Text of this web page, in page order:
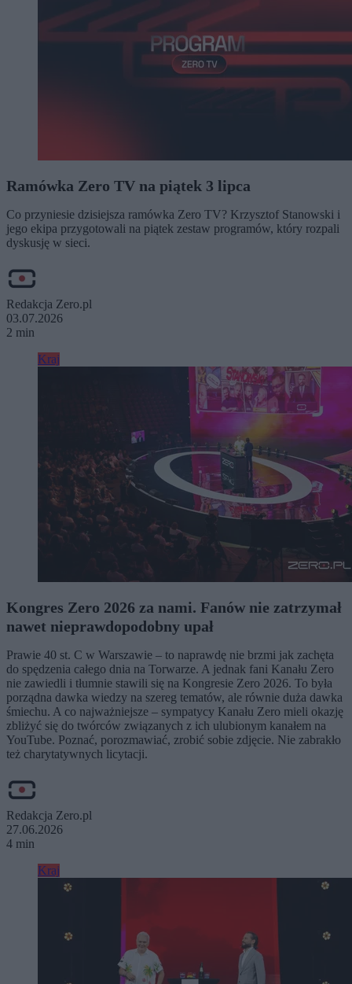
Ramówka Zero TV na piątek 3 lipca
Co przyniesie dzisiejsza ramówka Zero TV? Krzysztof Stanowski i
jego ekipa przygotowali na piątek zestaw programów, który rozpali
dyskusję w sieci.
Redakcja Zero.pl
03.07.2026
2 min
Kraj
Kongres Zero 2026 za nami. Fanów nie zatrzymał
nawet nieprawdopodobny upał
Prawie 40 st. C w Warszawie – to naprawdę nie brzmi jak zachęta
do spędzenia całego dnia na Torwarze. A jednak fani Kanału Zero
nie zawiedli i tłumnie stawili się na Kongresie Zero 2026. To była
porządna dawka wiedzy na szereg tematów, ale równie duża dawka
śmiechu. A co najważniejsze – sympatycy Kanału Zero mieli okazję
zbliżyć się do twórców związanych z ich ulubionym kanałem na
YouTube. Poznać, porozmawiać, zrobić sobie zdjęcie. Nie zabrakło
też charytatywnych licytacji.
Redakcja Zero.pl
27.06.2026
4 min
Kraj